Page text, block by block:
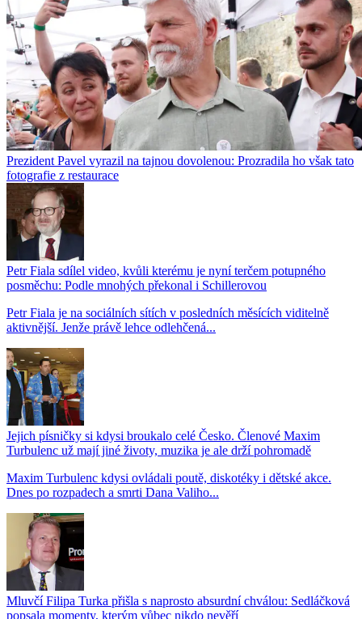
Prezident Pavel vyrazil na tajnou dovolenou: Prozradila ho však tato
fotografie z restaurace
Petr Fiala sdílel video, kvůli kterému je nyní terčem potupného
posměchu: Podle mnohých překonal i Schillerovou
Petr Fiala je na sociálních sítích v posledních měsících viditelně
aktivnější. Jenže právě lehce odlehčená...
Jejich písničky si kdysi broukalo celé Česko. Členové Maxim
Turbulenc už mají jiné životy, muzika je ale drží pohromadě
Maxim Turbulenc kdysi ovládali poutě, diskotéky i dětské akce.
Dnes po rozpadech a smrti Dana Valiho...
Mluvčí Filipa Turka přišla s naprosto absurdní chválou: Sedláčková
popsala momenty, kterým vůbec nikdo nevěří